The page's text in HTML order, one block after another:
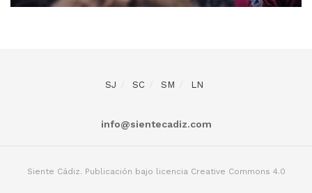
SJ SC SM LN
info@sientecadiz.com
Siente Cádiz. Publicación bajo licencia Creative Commons 4.0